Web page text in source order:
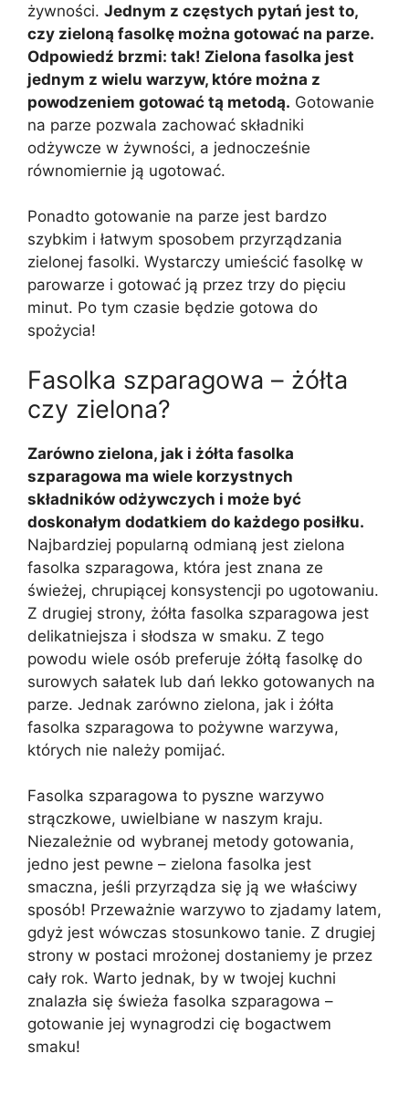
żywności. Jednym z częstych pytań jest to,
czy zieloną fasolkę można gotować na parze.
Odpowiedź brzmi: tak! Zielona fasolka jest
jednym z wielu warzyw, które można z
powodzeniem gotować tą metodą. Gotowanie
na parze pozwala zachować składniki
odżywcze w żywności, a jednocześnie
równomiernie ją ugotować.
Ponadto gotowanie na parze jest bardzo
szybkim i łatwym sposobem przyrządzania
zielonej fasolki. Wystarczy umieścić fasolkę w
parowarze i gotować ją przez trzy do pięciu
minut. Po tym czasie będzie gotowa do
spożycia!
Fasolka szparagowa – żółta
czy zielona?
Zarówno zielona, jak i żółta fasolka
szparagowa ma wiele korzystnych
składników odżywczych i może być
doskonałym dodatkiem do każdego posiłku.
Najbardziej popularną odmianą jest zielona
fasolka szparagowa, która jest znana ze
świeżej, chrupiącej konsystencji po ugotowaniu.
Z drugiej strony, żółta fasolka szparagowa jest
delikatniejsza i słodsza w smaku. Z tego
powodu wiele osób preferuje żółtą fasolkę do
surowych sałatek lub dań lekko gotowanych na
parze. Jednak zarówno zielona, jak i żółta
fasolka szparagowa to pożywne warzywa,
których nie należy pomijać.
Fasolka szparagowa to pyszne warzywo
strączkowe, uwielbiane w naszym kraju.
Niezależnie od wybranej metody gotowania,
jedno jest pewne – zielona fasolka jest
smaczna, jeśli przyrządza się ją we właściwy
sposób! Przeważnie warzywo to zjadamy latem,
gdyż jest wówczas stosunkowo tanie. Z drugiej
strony w postaci mrożonej dostaniemy je przez
cały rok. Warto jednak, by w twojej kuchni
znalazła się świeża fasolka szparagowa –
gotowanie jej wynagrodzi cię bogactwem
smaku!